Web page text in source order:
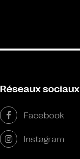
Réseaux sociaux
Facebook
Instagram